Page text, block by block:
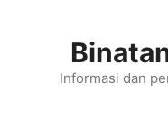
Informasi dan